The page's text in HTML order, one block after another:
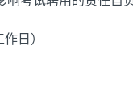
作日）